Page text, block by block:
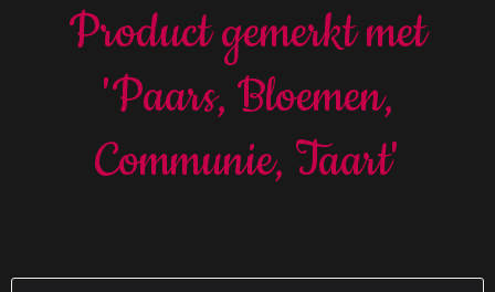
Product gemerkt met
'Paars, Bloemen,
Communie, Taart'